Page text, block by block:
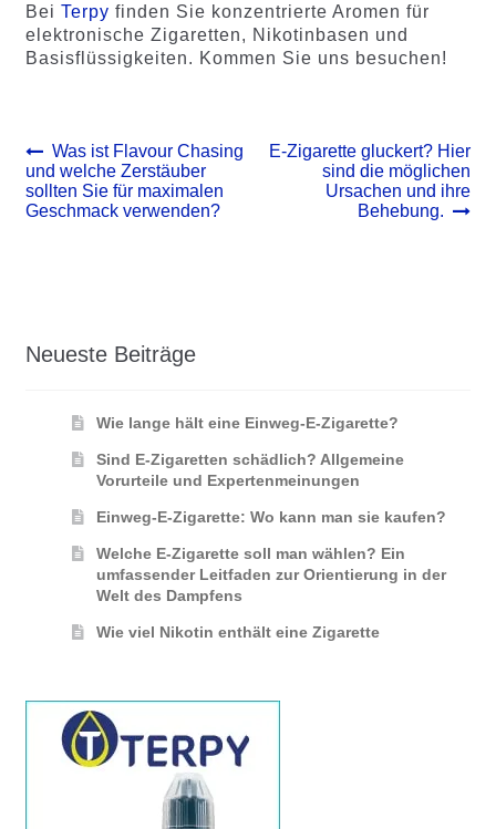
Bei Terpy finden Sie konzentrierte Aromen für
elektronische Zigaretten, Nikotinbasen und
Basisflüssigkeiten. Kommen Sie uns besuchen!
Beitrags-
Navigation
Vorheriger
Beitrag:
Was ist Flavour Chasing
und welche Zerstäuber
sollten Sie für maximalen
Geschmack verwenden?
Nächster
Beitrag:
E-Zigarette gluckert? Hier
sind die möglichen
Ursachen und ihre
Behebung.
Neueste Beiträge
Wie lange hält eine Einweg-E-Zigarette?
Sind E-Zigaretten schädlich? Allgemeine
Vorurteile und Expertenmeinungen
Einweg-E-Zigarette: Wo kann man sie kaufen?
Welche E-Zigarette soll man wählen? Ein
umfassender Leitfaden zur Orientierung in der
Welt des Dampfens
Wie viel Nikotin enthält eine Zigarette